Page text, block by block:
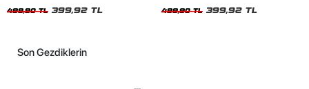
499,90 TL 399,92 TL 499,90 TL 399,92 TL
Son Gezdiklerin